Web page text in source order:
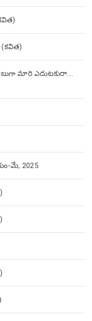
(కవిత)
మారి ఎదుటకురా….
మే, 2025